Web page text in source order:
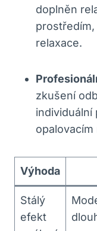
doplněn
relaxace.
zkušení
individuální
opalovacím
Výhoda
Stálý
efekt